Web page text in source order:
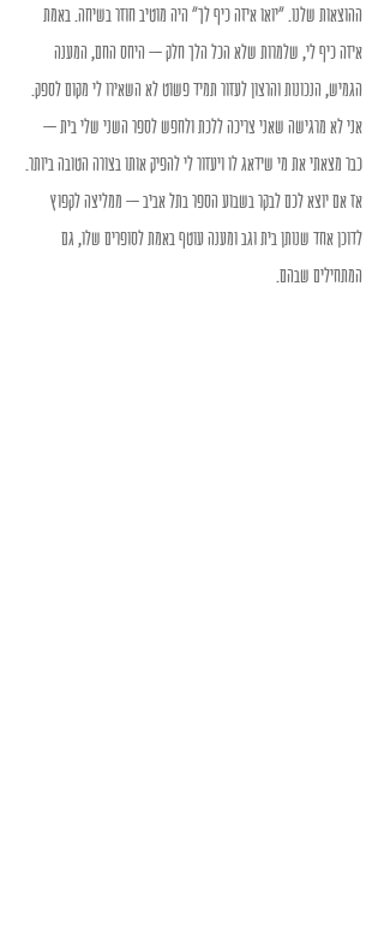
ההוצאות שלנו. "יואו איזה כיף לך" היה מוטיב חוזר בשיחה. באמת
איזה כיף לי, שלמרות שלא הכל הלך חלק – היחס החם, המענה
הגמיש, הנכונות והרצון לעזור תמיד פשוט לא השאירו לי מקום לספק.
אני לא מרגישה שאני צריכה ללכת ולחפש לספר השני שלי בית –
כבר מצאתי את מי שידאג לו ויעזור לי להפיק אותו בצורה הטובה ביותר.
אז אם יוצא לכם לבקר בשבוע הספר בתל אביב – ממליצה לקפוץ
לדוכן אחד שנותן בית וגב ומענה עוטף באמת לסופרים שלו, גם
המתחילים שבהם.